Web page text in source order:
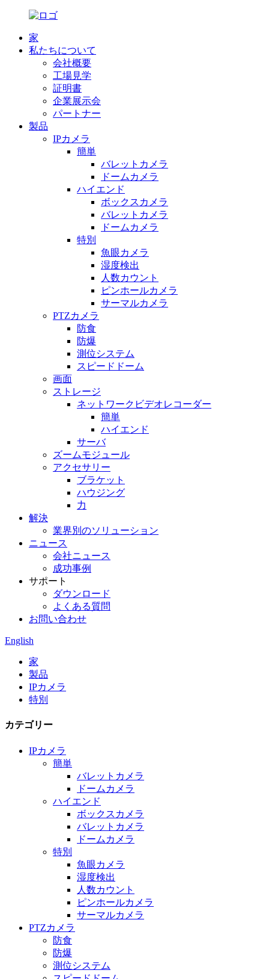
家
私たちについて
会社概要
工場見学
証明書
企業展示会
パートナー
製品
IPカメラ
簡単
バレットカメラ
ドームカメラ
ハイエンド
ボックスカメラ
バレットカメラ
ドームカメラ
特別
魚眼カメラ
湿度検出
人数カウント
ピンホールカメラ
サーマルカメラ
PTZカメラ
防食
防爆
測位システム
スピードドーム
画面
ストレージ
ネットワークビデオレコーダー
簡単
ハイエンド
サーバ
ズームモジュール
アクセサリー
ブラケット
ハウジング
力
解決
業界別のソリューション
ニュース
会社ニュース
成功事例
サポート
ダウンロード
よくある質問
お問い合わせ
English
家
製品
IPカメラ
特別
カテゴリー
IPカメラ
簡単
バレットカメラ
ドームカメラ
ハイエンド
ボックスカメラ
バレットカメラ
ドームカメラ
特別
魚眼カメラ
湿度検出
人数カウント
ピンホールカメラ
サーマルカメラ
PTZカメラ
防食
防爆
測位システム